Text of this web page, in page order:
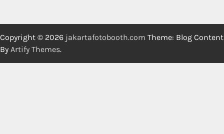
Copyright © 2026 jakartafotobooth.com Theme: Blog Content
By Artify Themes.